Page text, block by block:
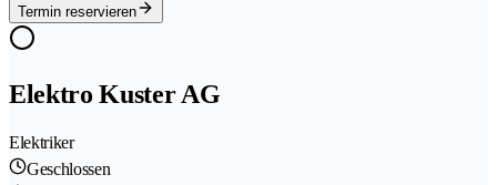
Termin reservieren
Elektro Kuster AG
Elektriker
Geschlossen